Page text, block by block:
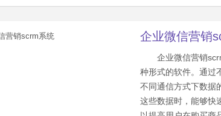
企业微信营销
企业微信营销
种形式的软件。通过
不同通信方式下数据
这些数据时，能够快